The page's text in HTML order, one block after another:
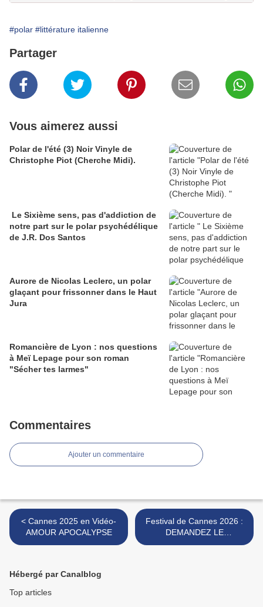
#polar #littérature italienne
Partager
Vous aimerez aussi
Polar de l'été (3) Noir Vinyle de
Christophe Piot (Cherche Midi).
Le Sixième sens, pas d'addiction de
notre part sur le polar psychédélique
de J.R. Dos Santos
Aurore de Nicolas Leclerc, un polar
glaçant pour frissonner dans le Haut
Jura
Romancière de Lyon : nos questions
à Meï Lepage pour son roman
"Sécher tes larmes"
Commentaires
Ajouter un commentaire
< Cannes 2025 en Vidéo-
AMOUR APOCALYPSE
Festival de Cannes 2026 :
DEMANDEZ LE
PROGRAMME ! >
Hébergé par Canalblog
Top articles